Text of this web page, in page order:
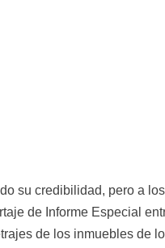
su credibilidad, pero a
de Informe Especial
de los inmuebles de